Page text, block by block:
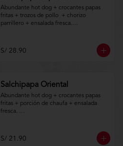
Abundante hot dog + crocantes papas
fritas + trozos de pollo  + chorizo
parrillero + ensalada fresca.
condiciones.https://www.lenaycarbon.co
m/TYCGenerales
S/ 28.90
Salchipapa Oriental
Abundante hot dog + crocantes papas
fritas + porción de chaufa + ensalada
fresca.
condiciones.https://www.lenaycarbon.co
m/TYCGenerales
S/ 21.90